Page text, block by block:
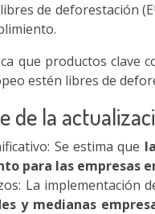
de deforestación
que productos clave
estén libres de
de la
Se estima que
para las empresas
La implementación
y medianas